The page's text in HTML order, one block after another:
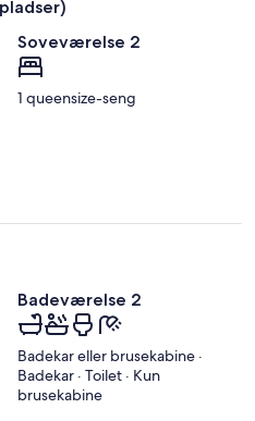
Soveværelse 2
1 queensize-seng
Badeværelse 2
Badekar eller brusekabine ·
Badekar · Toilet · Kun
brusekabine